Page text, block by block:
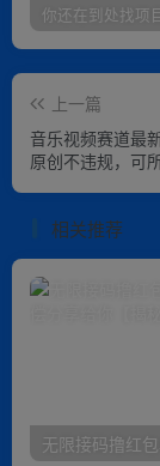
上一篇
音乐视频赛道最
原创不违规，可
相关推荐